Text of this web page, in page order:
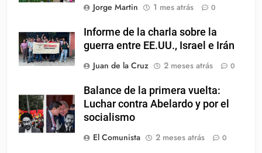
Jorge Martin
1 mes atrás 0
Informe de la charla sobre la
guerra entre EE.UU., Israel e Irán
Juan de la Cruz
2 meses atrás 0
Balance de la primera vuelta:
Luchar contra Abelardo y por el
socialismo
El Comunista
2 meses atrás 0